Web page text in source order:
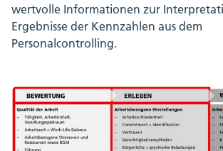
wertvolle Informationen zur
Ergebnisse der Kennzahlen aus dem
Personalcontrolling.